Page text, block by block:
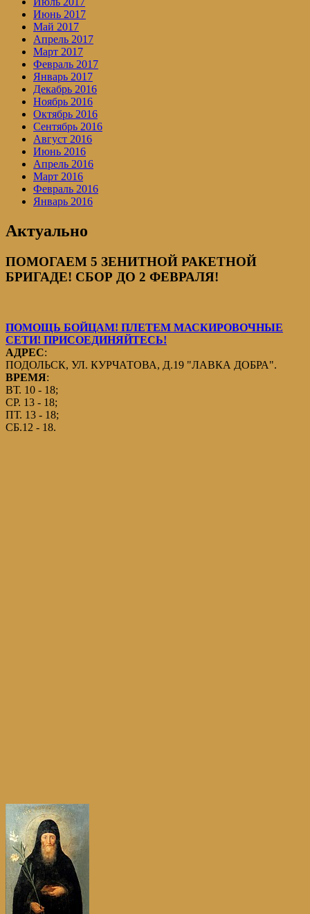
Июнь 2017
Май 2017
Апрель 2017
Март 2017
Февраль 2017
Январь 2017
Декабрь 2016
Ноябрь 2016
Октябрь 2016
Сентябрь 2016
Август 2016
Июнь 2016
Апрель 2016
Март 2016
Февраль 2016
Январь 2016
Актуально
ПОМОГАЕМ 5 ЗЕНИТНОЙ РАКЕТНОЙ
БРИГАДЕ! СБОР ДО 2 ФЕВРАЛЯ!
ПОМОЩЬ БОЙЦАМ! ПЛЕТЕМ МАСКИРОВОЧНЫЕ
СЕТИ! ПРИСОЕДИНЯЙТЕСЬ!
АДРЕС:
ПОДОЛЬСК, УЛ. КУРЧАТОВА, Д.19 "ЛАВКА ДОБРА".
ВРЕМЯ:
ВТ. 10 - 18;
СР. 13 - 18;
ПТ. 13 - 18;
СБ.12 - 18.